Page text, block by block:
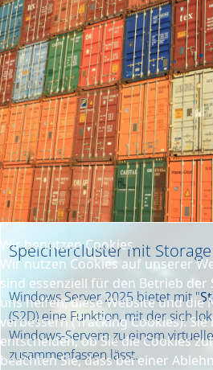
Speichercluster mit
Windows Server 2025 bietet mit "
(S2D) eine Funktion, mit der sich
Windows-Servern zu einem
zusammenfassen lässt.
Wir benutzen Cookies
Wir nutzen Cookies auf unserer
sind essenziell für den Betrieb der
uns helfen, diese Website und die
verbessern (Tracking Cookies).
entscheiden, ob Sie die Cookies
beachten Sie, dass bei einer